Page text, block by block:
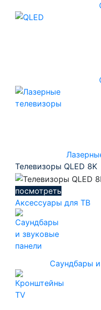
Телевизоры QLED 8K
посмотреть
Аксессуары для ТВ
Саундбары